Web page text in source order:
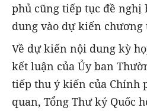
phủ cũng tiếp tục đề nghị
dung vào dự kiến
Về dự kiến nội dung kỳ
kết luận của Ủy ban
tiếp thu ý kiến của Chính
quan, Tổng Thư ký Quốc